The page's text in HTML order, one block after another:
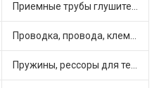
Приемные трубы глушителя (7)
Проводка, провода, клеммы и разъемы (19)
Пружины, рессоры для техники (7)